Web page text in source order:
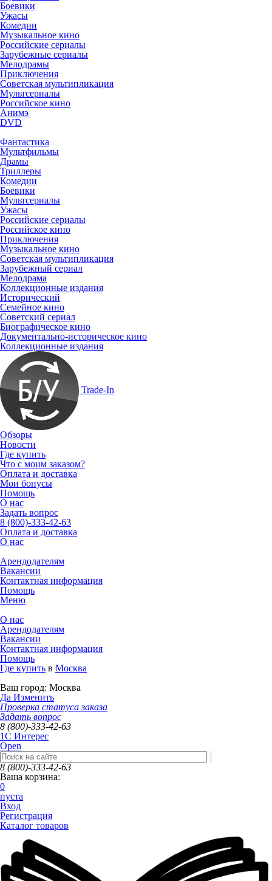
Боевики
Ужасы
Комедии
Музыкальное кино
Российские сериалы
Зарубежные сериалы
Мелодрамы
Приключения
Советская мультипликация
Мультсериалы
Российское кино
Анимэ
DVD
Фантастика
Мультфильмы
Драмы
Триллеры
Комедии
Боевики
Мультсериалы
Ужасы
Российские сериалы
Российское кино
Приключения
Музыкальное кино
Советская мультипликация
Зарубежный сериал
Мелодрама
Коллекционные издания
Исторический
Семейное кино
Советский сериал
Биографическое кино
Документально-историческое кино
Коллекционные издания
Trade-In
Обзоры
Новости
Где купить
Что с моим заказом?
Оплата и доставка
Мои бонусы
Помощь
О нас
Задать вопрос
8 (800)-333-42-63
Оплата и доставка
О нас
Арендодателям
Вакансии
Контактная информация
Помощь
Меню
О нас
Арендодателям
Вакансии
Контактная информация
Помощь
Где купить в Москва
Ваш город: Москва
Да Изменить
Проверка статуса заказа
Задать вопрос
8 (800)-333-42-63
1C Интерес
Open
8 (800)-333-42-63
Ваша корзина:
0
пуста
Вход
Регистрация
Каталог товаров